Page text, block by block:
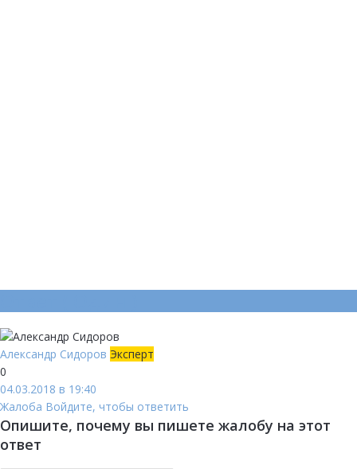
Александр Сидоров Эксперт
0
04.03.2018 в 19:40
Жалоба Войдите, чтобы ответить
Опишите, почему вы пишете жалобу на этот
ответ